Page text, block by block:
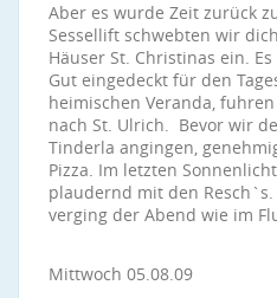
Aber es wurde Zeit zurück
Sessellift schwebten wir
Häuser St. Christinas ein.
Gut eingedeckt für den
heimischen Veranda,
nach St. Ulrich. Bevor wir
Tinderla angingen,
Pizza. Im letzten
plaudernd mit den Resch`s.
verging der Abend wie im
Mittwoch 05.08.09